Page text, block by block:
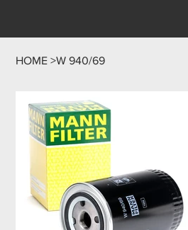
HOME >W 940/69